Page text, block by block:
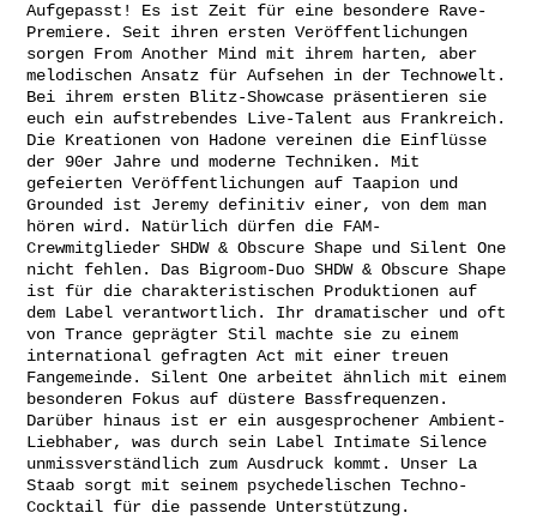
Aufgepasst! Es ist Zeit für eine besondere Rave-
Premiere. Seit ihren ersten Veröffentlichungen
sorgen From Another Mind mit ihrem harten, aber
melodischen Ansatz für Aufsehen in der Technowelt.
Bei ihrem ersten Blitz-Showcase präsentieren sie
euch ein aufstrebendes Live-Talent aus Frankreich.
Die Kreationen von Hadone vereinen die Einflüsse
der 90er Jahre und moderne Techniken. Mit
gefeierten Veröffentlichungen auf Taapion und
Grounded ist Jeremy definitiv einer, von dem man
hören wird. Natürlich dürfen die FAM-
Crewmitglieder SHDW & Obscure Shape und Silent One
nicht fehlen. Das Bigroom-Duo SHDW & Obscure Shape
ist für die charakteristischen Produktionen auf
dem Label verantwortlich. Ihr dramatischer und oft
von Trance geprägter Stil machte sie zu einem
international gefragten Act mit einer treuen
Fangemeinde. Silent One arbeitet ähnlich mit einem
besonderen Fokus auf düstere Bassfrequenzen.
Darüber hinaus ist er ein ausgesprochener Ambient-
Liebhaber, was durch sein Label Intimate Silence
unmissverständlich zum Ausdruck kommt. Unser La
Staab sorgt mit seinem psychedelischen Techno-
Cocktail für die passende Unterstützung.